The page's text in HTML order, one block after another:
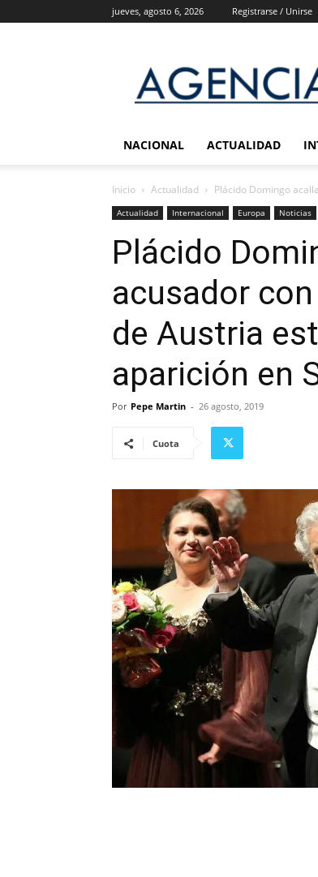
jueves, agosto 6, 2026 Registrarse / Unirse
6
Noticias
NACIONAL ACTUALIDAD
Inicio Actualidad Plácido Domingo
Actualidad Internacional Europa Noticias
Plácido
acusador
de Austria
aparición en
Por Pepe Martin - 26 agosto, 2019
Cuota